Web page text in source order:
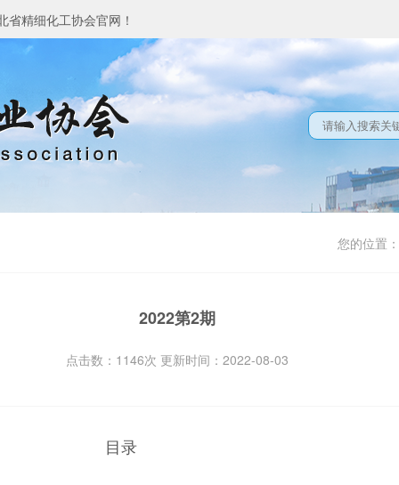
省精细化工协会官网！
您的位置：
2022第2期
点击数：1146次 更新时间：2022-08-03